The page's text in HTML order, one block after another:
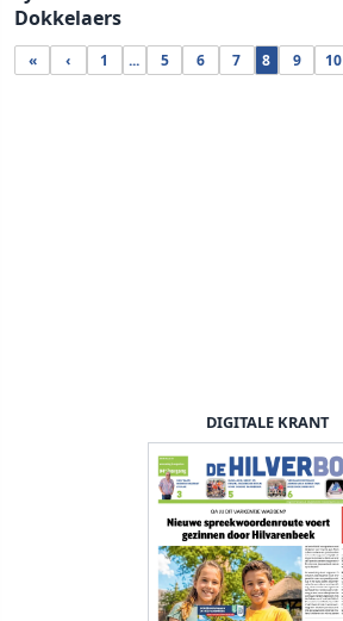
Dokkelaers
« ‹ 1 ... 5 6 7 8 9 10
DIGITALE KRANT